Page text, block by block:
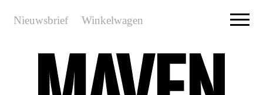
Nieuwsbrief Winkelwagen